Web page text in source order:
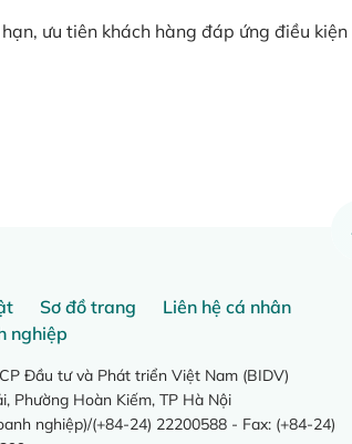
ưu tiên khách hàng đáp ứng điều
Sơ đồ trang
Liên hệ cá nhân
nghiệp
Đầu tư và Phát triển Việt Nam (BIDV)
Phường Hoàn Kiếm, TP Hà Nội
nghiệp)/(+84-24) 22200588 - Fax: (+84-24)